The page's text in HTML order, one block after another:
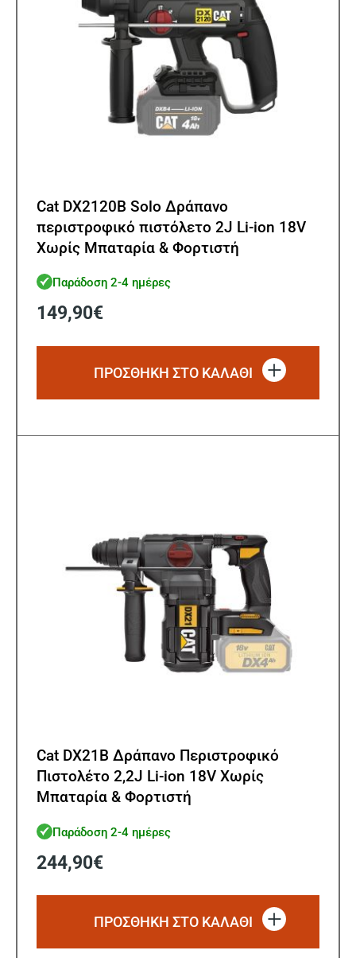
Cat DX2120B Solo Δράπανο
περιστροφικό πιστόλετο 2J Li-ion 18V
Χωρίς Μπαταρία & Φορτιστή
Παράδοση 2-4 ημέρες
149,90€
ΠΡΟΣΘΗΚΗ ΣΤΟ ΚΑΛΑΘΙ
Cat DX21B Δράπανο Περιστροφικό
Πιστολέτο 2,2J Li-ion 18V Xωρίς
Μπαταρία & Φορτιστή
Παράδοση 2-4 ημέρες
244,90€
ΠΡΟΣΘΗΚΗ ΣΤΟ ΚΑΛΑΘΙ